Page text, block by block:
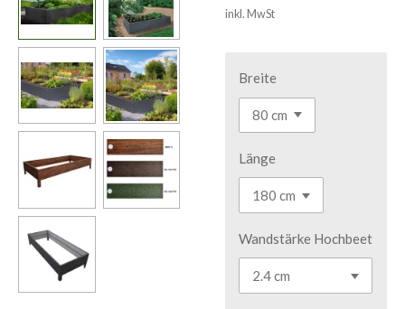
inkl. MwSt
Breite
Länge
Wandstärke Hochbeet